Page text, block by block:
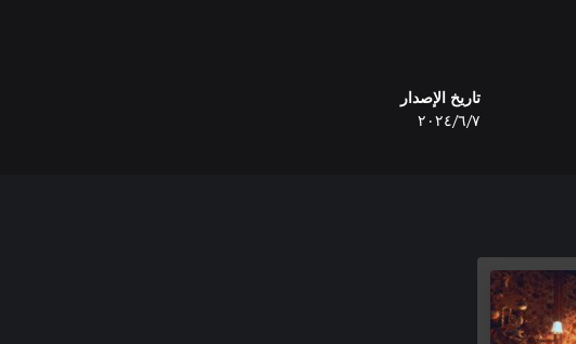
تاريخ الإصدار
٧‏/٦‏/٢٠٢٤